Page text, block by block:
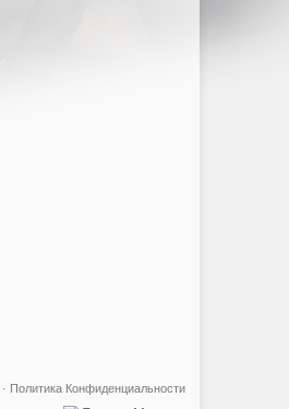
Политика Конфиденциальности
·